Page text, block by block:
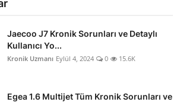
Jaecoo J7 Kronik Sorunları ve Detaylı
Kullanıcı Yo...
Kronik Uzmanı Eylül 4, 2024 0 15.6K
Egea 1.6 Multijet Tüm Kronik Sorunları ve